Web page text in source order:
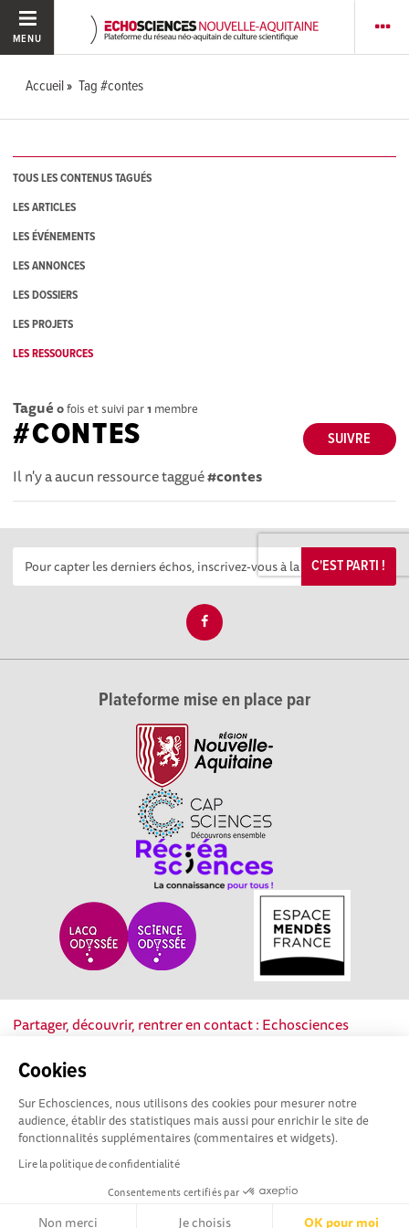
Cookies
Sur Echosciences, nous utilisons des cookies pour mesurer notre
audience, établir des statistiques mais aussi pour enrichir le site de
fonctionnalités supplémentaires (commentaires et widgets).
Lire la politique de confidentialité
Consentements certifiés par
Non merci Je choisis OK pour moi
MENU
Accueil Tag #contes
TOUS LES CONTENUS TAGUÉS
LES ARTICLES
LES ÉVÉNEMENTS
LES ANNONCES
LES DOSSIERS
LES PROJETS
LES RESSOURCES
Tagué 0fois et suivi par1 membre
SUIVRE
#CONTES
Il n'y a aucun ressource taggué#contes
C'EST PARTI !
Plateforme mise en place par
Partager, découvrir, rentrer en contact : Echosciences
culture scientifique, technique et industrielle de la région.
Mentions légales|Politique de confidentialité|CGU
|Ligne éditoriale